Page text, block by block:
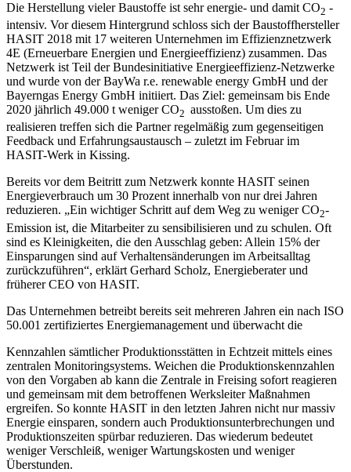
Die Herstellung vieler Baustoffe ist sehr energie- und damit CO2 -
intensiv. Vor diesem Hintergrund schloss sich der Baustoffhersteller
HASIT 2018 mit 17 weiteren Unternehmen im Effizienznetzwerk
4E (Erneuerbare Energien und Energieeffizienz) zusammen. Das
Netzwerk ist Teil der Bundesinitiative Energieeffizienz-Netzwerke
und wurde von der BayWa r.e. renewable energy GmbH und der
Bayerngas Energy GmbH initiiert. Das Ziel: gemeinsam bis Ende
2020 jährlich 49.000 t weniger CO2 ausstoßen. Um dies zu
realisieren treffen sich die Partner regelmäßig zum gegenseitigen
Feedback und Erfahrungsaustausch – zuletzt im Februar im
HASIT-Werk in Kissing.
Bereits vor dem Beitritt zum Netzwerk konnte HASIT seinen
Energieverbrauch um 30 Prozent innerhalb von nur drei Jahren
reduzieren. „Ein wichtiger Schritt auf dem Weg zu weniger CO2-
Emission ist, die Mitarbeiter zu sensibilisieren und zu schulen. Oft
sind es Kleinigkeiten, die den Ausschlag geben: Allein 15% der
Einsparungen sind auf Verhaltensänderungen im Arbeitsalltag
zurückzuführen“, erklärt Gerhard Scholz, Energieberater und
früherer CEO von HASIT.
Das Unternehmen betreibt bereits seit mehreren Jahren ein nach ISO
50.001 zertifiziertes Energiemanagement und überwacht die
Kennzahlen sämtlicher Produktionsstätten in Echtzeit mittels eines
zentralen Monitoringsystems. Weichen die Produktionskennzahlen
von den Vorgaben ab kann die Zentrale in Freising sofort reagieren
und gemeinsam mit dem betroffenen Werksleiter Maßnahmen
ergreifen. So konnte HASIT in den letzten Jahren nicht nur massiv
Energie einsparen, sondern auch Produktionsunterbrechungen und
Produktionszeiten spürbar reduzieren. Das wiederum bedeutet
weniger Verschleiß, weniger Wartungskosten und weniger
Überstunden.